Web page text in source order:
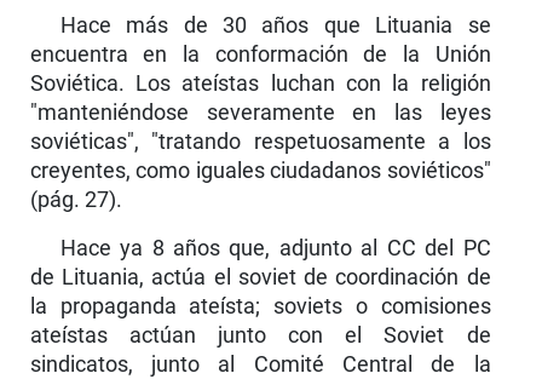
Hace más de 30 años que Lituania se
encuentra en la conformación de la Unión
Soviética. Los ateístas luchan con la religión
"manteniéndose severamente en las leyes
soviéticas", "tratando respetuosamente a los
creyentes, como iguales ciudadanos soviéticos"
(pág. 27).
Hace ya 8 años que, adjunto al CC del PC
de Lituania, actúa el soviet de coordinación de
la propaganda ateísta; soviets o comisiones
ateístas actúan junto con el Soviet de
sindicatos, junto al Comité Central de la